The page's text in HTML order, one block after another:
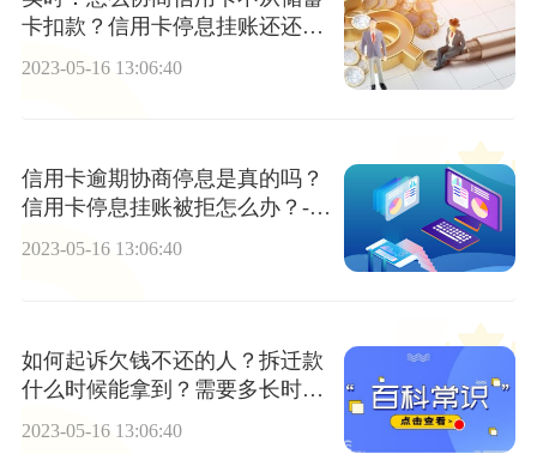
卡扣款？信用卡停息挂账还还不
2023-05-16 13:06:40
信用卡逾期协商停息是真的吗？
信用卡停息挂账被拒怎么办？-世
界信息
2023-05-16 13:06:40
如何起诉欠钱不还的人？拆迁款
什么时候能拿到？需要多长时
2023-05-16 13:06:40